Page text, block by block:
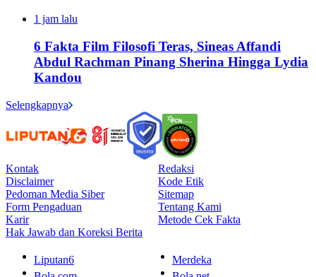
1 jam lalu
6 Fakta Film Filosofi Teras, Sineas Affandi
Abdul Rachman Pinang Sherina Hingga Lydia
Kandou
Selengkapnya
Kontak
Redaksi
Disclaimer
Kode Etik
Pedoman Media Siber
Sitemap
Form Pengaduan
Tentang Kami
Karir
Metode Cek Fakta
Hak Jawab dan Koreksi Berita
Liputan6
Merdeka